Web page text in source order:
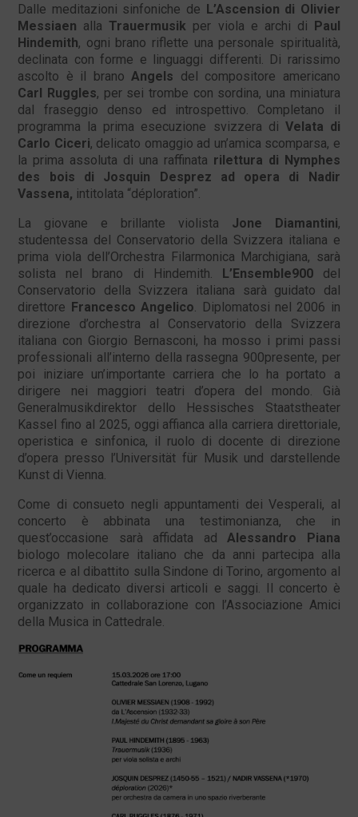
Dalle meditazioni sinfoniche de L’Ascension di Olivier
Messiaen alla Trauermusik per viola e archi di Paul
Hindemith, ogni brano riflette una personale spiritualità,
declinata con forme e linguaggi differenti. Di rarissimo
ascolto è il branoAngels del compositore americano
Carl Ruggles, per sei trombe con sordina, una miniatura
dal fraseggio denso ed introspettivo. Completano il
programma la prima esecuzione svizzera di Velata di
Carlo Ciceri, delicato omaggio ad un’amica scomparsa, e
la prima assoluta di una raffinata rilettura di Nymphes
des bois di Josquin Desprez ad opera di Nadir
Vassena, intitolata “déploration”.
La giovane e brillante violista Jone Diamantini,
studentessa del Conservatorio della Svizzera italiana e
prima viola dell’Orchestra Filarmonica Marchigiana, sarà
solista nel brano di Hindemith. L’Ensemble900del
Conservatorio della Svizzera italiana sarà guidato dal
direttore Francesco Angelico. Diplomatosi nel 2006 in
direzione d’orchestra al Conservatorio della Svizzera
italiana con Giorgio Bernasconi, ha mosso i primi passi
professionali all’interno della rassegna 900presente, per
poi iniziare un’importante carriera che lo ha portato a
dirigere nei maggiori teatri d’opera del mondo. Già
Generalmusikdirektor dello Hessisches Staatstheater
Kassel fino al 2025, oggi affianca alla carriera direttoriale,
operistica e sinfonica, il ruolo di docente di direzione
d’opera presso l’Universität für Musik und darstellende
Kunst di Vienna.
Come di consueto negli appuntamenti dei Vesperali, al
concerto è abbinata una testimonianza, che in
quest’occasione sarà affidata adAlessandro Piana
biologo molecolare italiano che da anni partecipa alla
ricerca e al dibattito sulla Sindone di Torino, argomento al
quale ha dedicato diversi articoli e saggi. Il concerto è
organizzato in collaborazione con l’Associazione Amici
della Musica in Cattedrale.